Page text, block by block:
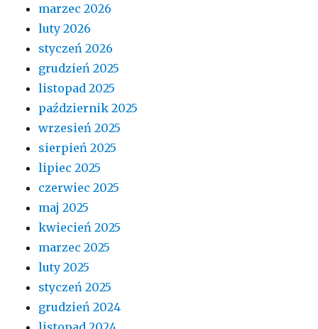
marzec 2026
luty 2026
styczeń 2026
grudzień 2025
listopad 2025
październik 2025
wrzesień 2025
sierpień 2025
lipiec 2025
czerwiec 2025
maj 2025
kwiecień 2025
marzec 2025
luty 2025
styczeń 2025
grudzień 2024